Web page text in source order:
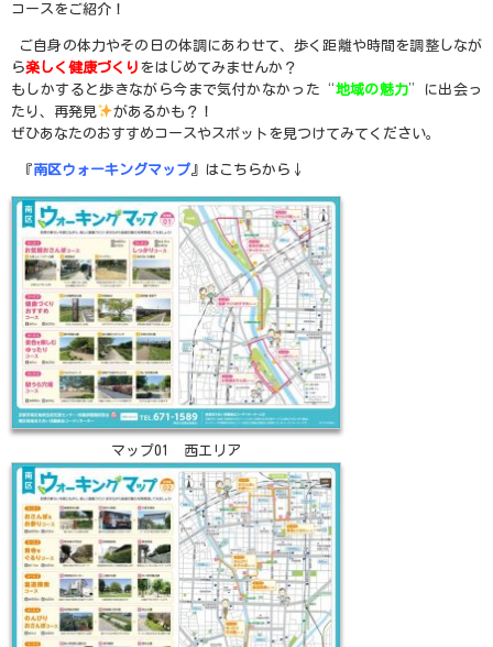
コースをご紹介！
ご自身の体力やその日の体調にあわせて、歩く距離や時間を調整しなが
ら楽しく健康づくり をはじめてみませんか？
もしかすると歩きながら今まで気付かなかった“地域の魅力”に出会っ
たり、再発見
があるかも？！
ぜひあなたのおすすめコースやスポットを見つけてみてください。
『南区ウォーキングマップ 』はこちらから↓
マップ01 西エリア